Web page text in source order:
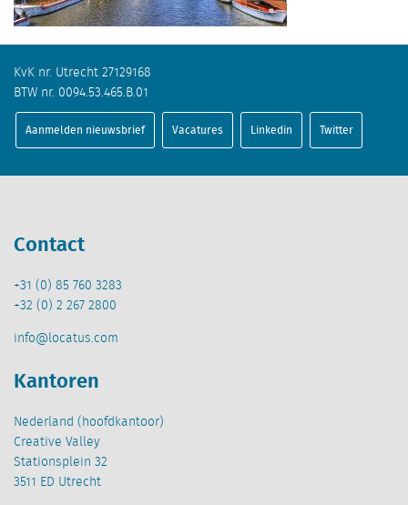
KvK nr. Utrecht 27129168
BTW nr. 0094.53.465.B.01
Aanmelden nieuwsbrief Vacatures Linkedin Twitter
Contact
+31 (0) 85 760 3283
+32 (0) 2 267 2800
info@locatus.com
Kantoren
Nederland (hoofdkantoor)
Creative Valley
Stationsplein 32
3511 ED Utrecht